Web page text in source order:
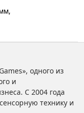
одного из
и
С 2004 года
технику и